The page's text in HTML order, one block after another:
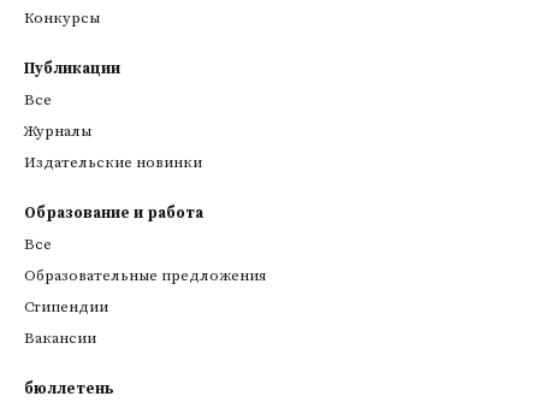
Конкурсы
Публикации
Все
Журналы
Издательские новинки
Образование и работа
Все
Образовательные предложения
Стипендии
Вакансии
бюллетень